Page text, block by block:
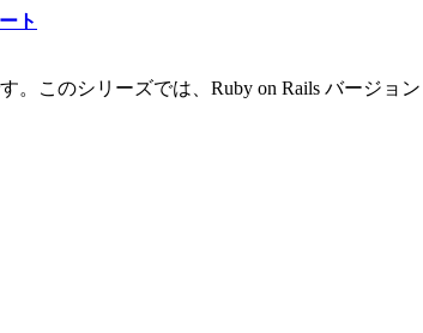
ト
。このシリーズでは、Ruby on Rails バージ